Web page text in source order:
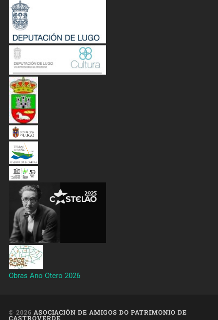
Obras Ano Otero 2026
© 2026 ASOCIACIÓN DE AMIGOS DO PATRIMONIO DE
CASTROVERDE